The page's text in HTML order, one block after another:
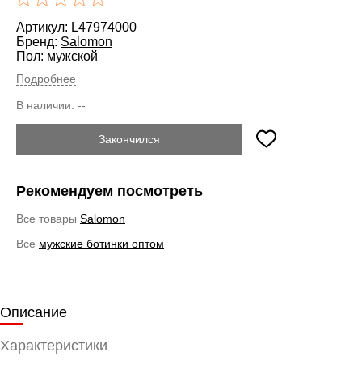
Артикул: L47974000
Бренд: Salomon
Пол: мужской
Подробнее
В наличии: --
Закончился
Рекомендуем посмотреть
Все товары Salomon
Все мужские ботинки оптом
Описание
Характеристики